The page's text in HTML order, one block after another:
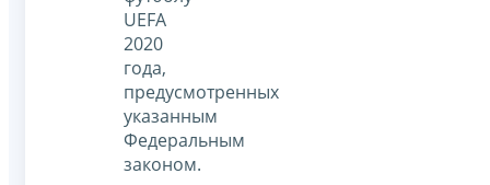
UEFA
2020
года,
предусмотренных
указанным
Федеральным
законом.